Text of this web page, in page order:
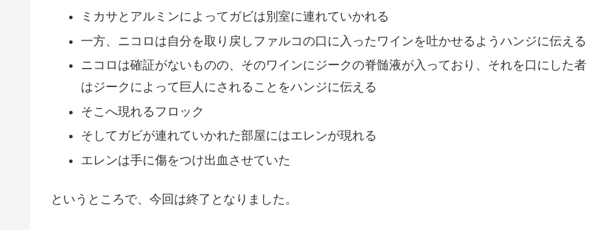
ミカサとアルミンによってガビは別室に連れていかれる
一方、ニコロは自分を取り戻しファルコの口に入ったワインを吐かせるようハンジに伝える
ニコロは確証がないものの、そのワインにジークの脊髄液が入っており、それを口にした者
はジークによって巨人にされることをハンジに伝える
そこへ現れるフロック
そしてガビが連れていかれた部屋にはエレンが現れる
エレンは手に傷をつけ出血させていた
というところで、今回は終了となりました。